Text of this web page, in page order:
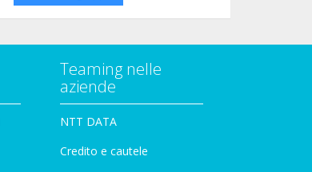
Teaming nelle
aziende
NTT DATA
Credito e cautele